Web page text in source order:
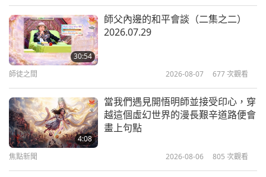
天啊！不能什麼都要，有總比沒有好。（是。）
當你燙衣服就不能看書。所以你播放電視或播收音
機，你還是會得到點數。（好。）當然，我不知道有
多少，我不能…要看個人以及你有多專心，懂嗎？
（懂。）也許有五百，也許兩百，因為你不專心。 我
意思是，你坐在電視前，你很享受地觀看，你真的很
專心看，那麼一小時你有兩千點。（謝謝您。）
即使我的詩，聽我吟詩，聽我的歌，任何東西或我講
在偉大靈性計畫中我們星球的現況
來自ＭＡＰＡ的指示，以讓「和平世
界」順利抵達 2026.06.23
30:54
師父內邊的和平會談（二集之二）
2026.07.29
師徒之間 2026-08-07 677次觀看
4:08
當我們遇見開悟明師並接受印心，穿
越這個虛幻世界的漫長艱辛道路便會
畫上句點
焦點新聞 2026-08-06 805 次觀看